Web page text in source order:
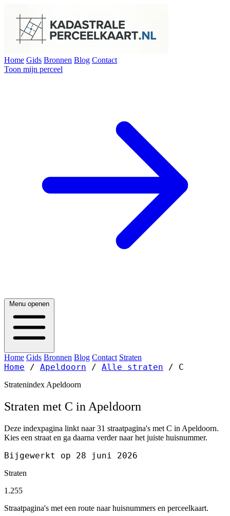
Home Gids Bronnen Blog Contact
Toon mijn perceel
Menu openen
Home Gids Bronnen Blog Contact Straten
Home / Apeldoorn / Alle straten / C
Stratenindex Apeldoorn
Straten met C in Apeldoorn
Deze indexpagina linkt naar 31 straatpagina's met C in Apeldoorn.
Kies een straat en ga daarna verder naar het juiste huisnummer.
Bijgewerkt op 28 juni 2026
Straten
1.255
Straatpagina's met een route naar huisnummers en perceelkaart.